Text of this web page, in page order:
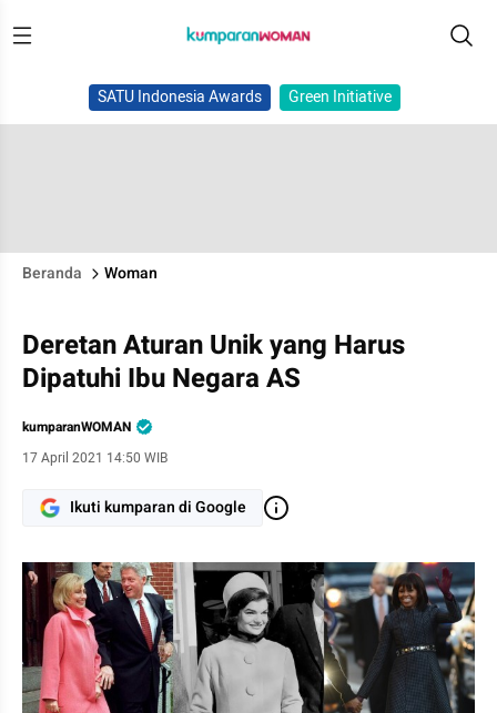
SATU Indonesia Awards Green Initiative
Beranda Woman
Deretan Aturan Unik yang Harus
Dipatuhi Ibu Negara AS
kumparanWOMAN
17 April 2021 14:50 WIB
Ikuti kumparan di Google